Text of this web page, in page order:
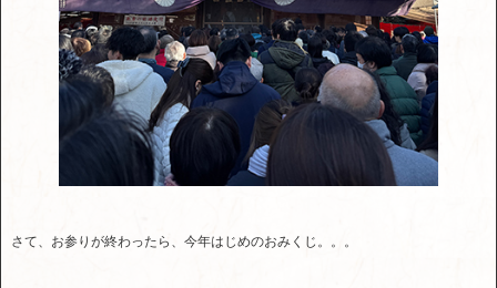
さて、お参りが終わったら、今年はじめのおみくじ。。。